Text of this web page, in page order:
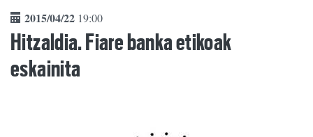
2015/04/22 19:00
Hitzaldia. Fiare banka etikoak
eskainita